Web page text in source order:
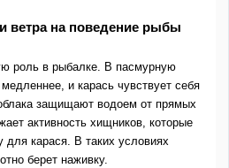
ветра на поведение рыбы
роль в рыбалке. В пасмурную
и карась чувствует себя
защищают водоем от прямых
активность хищников, которые
для карася. В таких условиях
берет наживку.